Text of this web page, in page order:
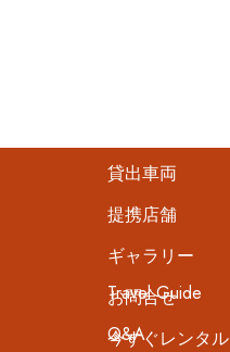
貸出車両
提携店舗
ギャラリー
お問合せ
今すぐレンタル
Travel Guide
Q&A